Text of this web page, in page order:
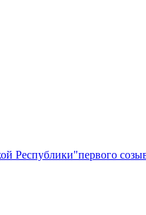
Республики"первого